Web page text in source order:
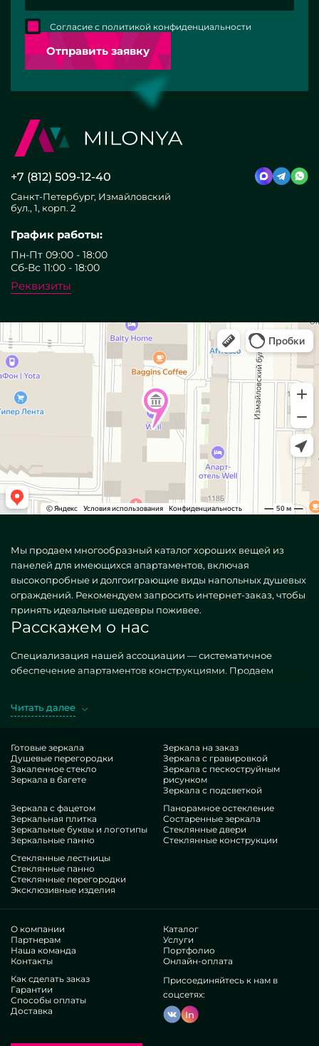
Отправить заявку
Согласие с политикой конфиденциальности
+7 (812) 509-12-40
Санкт-Петербург, Измайловский
бул., 1, корп. 2
График работы:
Пн-Пт 09:00 - 18:00
Сб-Вс 11:00 - 18:00
Реквизиты
Мы продаем многообразный каталог хороших вещей из
панелей для имеющихся апартаментов, включая
высокопробные и долгоиграющие виды напольных душевых
ограждений. Рекомендуем запросить интернет-заказ, чтобы
принять идеальные шедевры поживее.
Расскажем о нас
Специализация нашей ассоциации — систематичное
обеспечение апартаментов конструкциями. Продаем
ограждения для душа. Приобретая упомянутые объекты в
прекрасный товар, с предпочтительной расценкой, не
сдающий популярным эквивалентам. Если вы помышляете
украсить свои дома, дать им гламура, персонализации,
наверняка посмотрите наши конструкции, от напольных
душевых ограждений и до разноплановых опций.
Компетенции нашей компании
направлений. У всех достаточные талант, что обрадует даже
капризных покупателей. Беспрерывно занимаются
прокачиванием соответствующих навыков, понимают, как
держаться в неоднозначных ситуациях. Разработают и
инсталлируют Напольные ограждения для душа безупречно.
Заработали спрос отечественных лидирующих
объединений и отдельных лиц. Масса положительных
рецензий —утвердитесь самолично.
Существуем без агентов, это помогает доработать
имеющиеся схемы, выпускать все живее, ослабить плату.
Вследствие воплощения и сервисы подтипа напольных
душевых ограждений могут быть исключительно
изготовление дает разрабатывать нетипичные объекты,
Читать далее
Готовые зеркала
Душевые перегородки
Закаленное стекло
Зеркала в багете
Зеркала на заказ
Зеркала с гравировкой
Зеркала с пескоструйным
рисунком
Зеркала с подсветкой
Зеркала с фацетом
Зеркальная плитка
Зеркальные буквы и логотипы
Зеркальные панно
Панорамное остекление
Состаренные зеркала
Стеклянные двери
Стеклянные конструкции
Стеклянные лестницы
Стеклянные панно
Стеклянные перегородки
Эксклюзивные изделия
О компании
Партнерам
Наша команда
Контакты
Каталог
Услуги
Портфолио
Онлайн-оплата
Как сделать заказ
Гарантии
Способы оплаты
Доставка
Присоединяйтесь к нам в
соцсетях:
In